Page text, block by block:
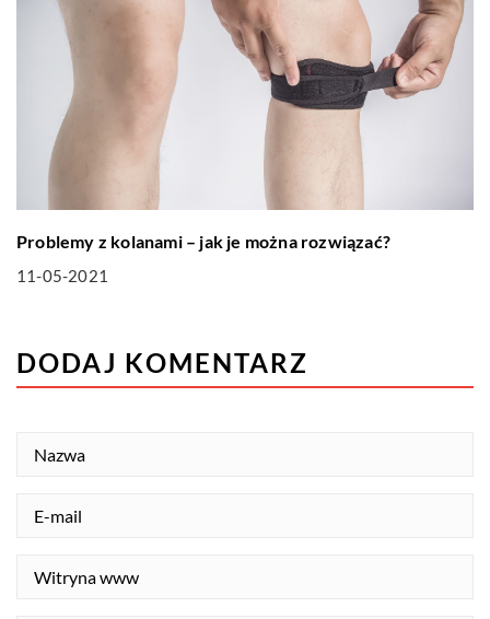
Problemy z kolanami – jak je można rozwiązać?
11-05-2021
DODAJ KOMENTARZ